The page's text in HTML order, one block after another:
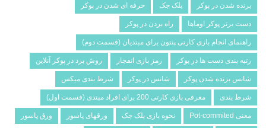
برنده شدن در پوکر بلک جک حرفه ای شدن در پوکر
دست برتر پوکر اوماها راه بردن در پوکر
راهنمای انجام بازی کارتی پنتون برای مبتدیان (قسمت دوم)
رتبه بندی دست ها در پوکر رمز بازی انفجار روش برد در پوکر آنلاین
شانس برنده شدن پوکر شانس در پوکر شرط­ بندی میکس
شرط بندی معرفی بازی کارتی 200 برای افراد مبتدی (قسمت اول)
معنی Pot-commited نحوه بازی بلک جک ورقهای پاسور ورق پاسور